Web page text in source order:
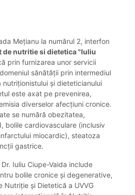
Mețianu la numărul 2, interfon
de nutritie si dietetica "Iuliu
prin furnizarea unor servicii
sănătății prin intermediul
nutriționistului și dieteticianului
este axat pe prevenirea,
diverselor afecțiuni cronice.
se numără obezitatea,
bolile cardiovasculare (inclusiv
miocardic), steatoza
gastrice.
Iuliu Ciupe-Vaida include
bolile cronice și degenerative,
Nutriție și Dietetică a UVVG